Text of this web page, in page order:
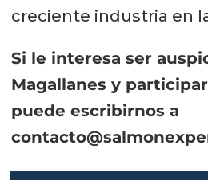
creciente industria en
Si le interesa ser
Magallanes y
puede escribirnos a